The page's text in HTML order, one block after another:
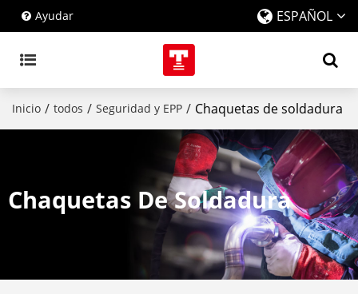
Ayudar ESPAÑOL
Inicio / todos / Seguridad y EPP / Chaquetas de soldadura
Chaquetas De Soldadura